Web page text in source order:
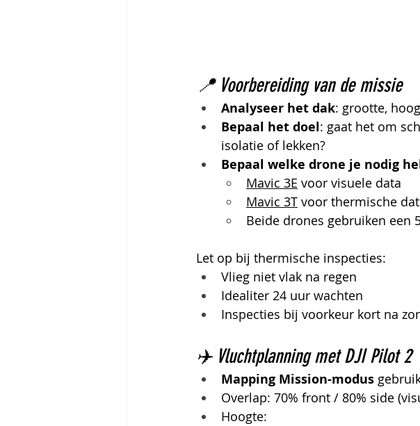
📍 Voorbereiding van de missie
Analyseer het dak: grootte,
Bepaal het doel: gaat het om
isolatie of lekken?
Bepaal welke drone je nodig
Mavic 3E voor visuele data
Mavic 3T voor thermische
Beide drones gebruiken een
Let op bij thermische inspecties:
Vlieg niet vlak na regen
Idealiter 24 uur wachten
Inspecties bij voorkeur kort na
✈️ Vluchtplanning met DJI Pilot 2
Mapping Mission-modus
Overlap: 70% front / 80% side
Hoogte: